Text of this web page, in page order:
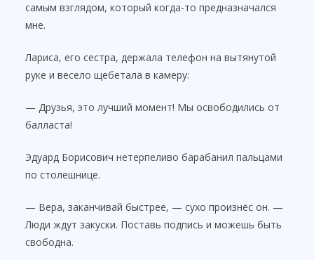
самым взглядом, который когда-то предназначался
мне.
Лариса, его сестра, держала телефон на вытянутой
руке и весело щебетала в камеру:
— Друзья, это лучший момент! Мы освободились от
балласта!
Эдуард Борисович нетерпеливо барабанил пальцами
по столешнице.
— Вера, заканчивай быстрее, — сухо произнёс он. —
Люди ждут закуски. Поставь подпись и можешь быть
свободна.